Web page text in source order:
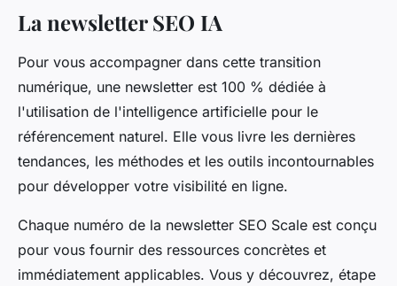
La newsletter SEO IA
Pour vous accompagner dans cette transition
numérique, une newsletter est 100 % dédiée à
l'utilisation de l'intelligence artificielle pour le
référencement naturel. Elle vous livre les dernières
tendances, les méthodes et les outils incontournables
pour développer votre visibilité en ligne.
Chaque numéro de la newsletter SEO Scale est conçu
pour vous fournir des ressources concrètes et
immédiatement applicables. Vous y découvrez, étape